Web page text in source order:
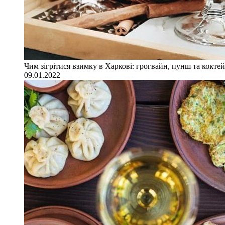
Чим зігрітися взимку в Харкові: грогвайн, пунш та
09.01.2022